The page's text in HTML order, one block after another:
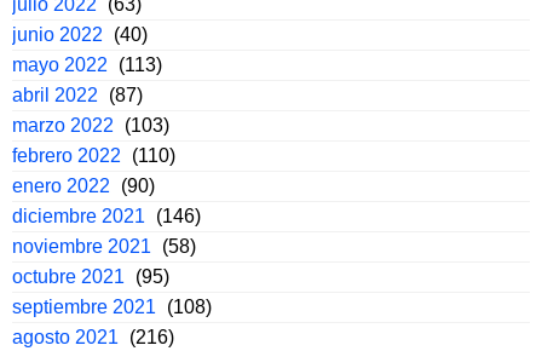
julio 2022
(63)
junio 2022
(40)
mayo 2022
(113)
abril 2022
(87)
marzo 2022
(103)
febrero 2022
(110)
enero 2022
(90)
diciembre 2021
(146)
noviembre 2021
(58)
octubre 2021
(95)
septiembre 2021
(108)
agosto 2021
(216)